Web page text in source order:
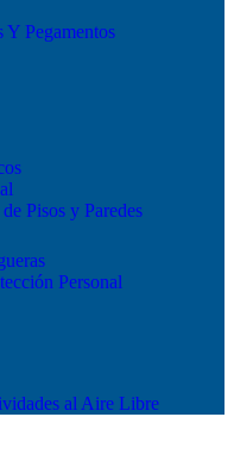
Y Pegamentos
Pisos y Paredes
Personal
al Aire Libre